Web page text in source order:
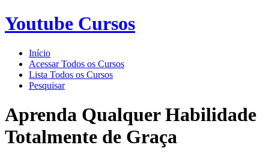
Youtube Cursos
Início
Acessar Todos os Cursos
Lista Todos os Cursos
Pesquisar
Aprenda Qualquer Habilidade
Totalmente de Graça